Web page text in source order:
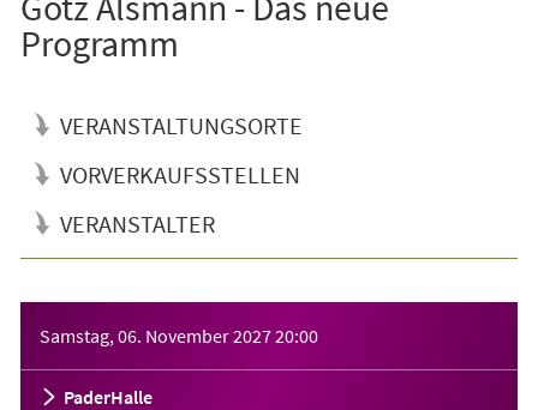
Programm
VERANSTALTUNGSORTE
VORVERKAUFSSTELLEN
VERANSTALTER
Samstag, 06. November 202720:00
PaderHalle